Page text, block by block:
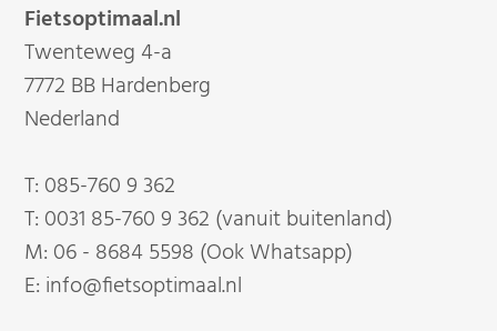
Fietsoptimaal.nl
Twenteweg 4-a
7772 BB Hardenberg
Nederland
T: 085-760 9 362
T: 0031 85-760 9 362 (vanuit buitenland)
M: 06 - 8684 5598 (Ook Whatsapp)
E: info@fietsoptimaal.nl